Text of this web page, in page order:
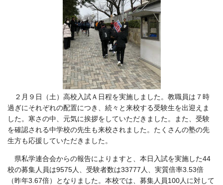
２月９日（土）高校入試Ａ日程を実施しました。教職員は７時
過ぎにそれぞれの配置につき、続々と来校する受験生を出迎えま
した。寒さの中、元気に挨拶をしていただきました。また、受験
を確認される中学校の先生も来校されました。たくさんの塾の先
生方も応援していただきました。
県私学連合会からの報告によりますと、本日入試を実施した44
校の募集人員は9575人、受験者数は33777人、実質倍率3.53倍
（昨年3.67倍）となりました。本校では、募集人員100人に対して